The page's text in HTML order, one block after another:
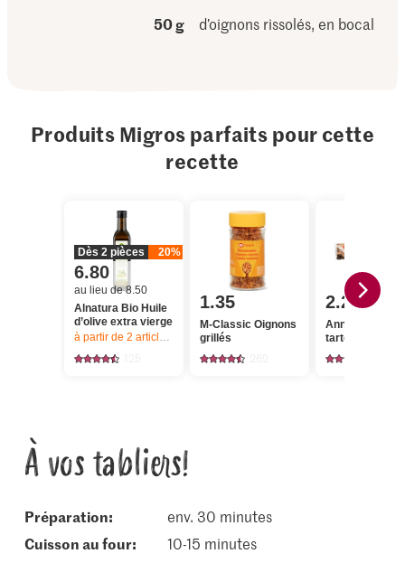
50 g
d’oignons rissolés, en bocal
Produits Migros parfaits pour cette
recette
Dès 2 pièces 20%
6.80
au lieu de 8.50
Alnatura Bio Huile
d’olive extra vierge
à partir de 2 articles, Offre valable du 6.8 au 12.8.2026, jusqu’à
1.35
M-Classic Oignons
grillés
2.25
Anna's Best
tarte flambée
À vos tabliers!
Préparation:
env. 30 minutes
cuisson au four:
10-15 minutes